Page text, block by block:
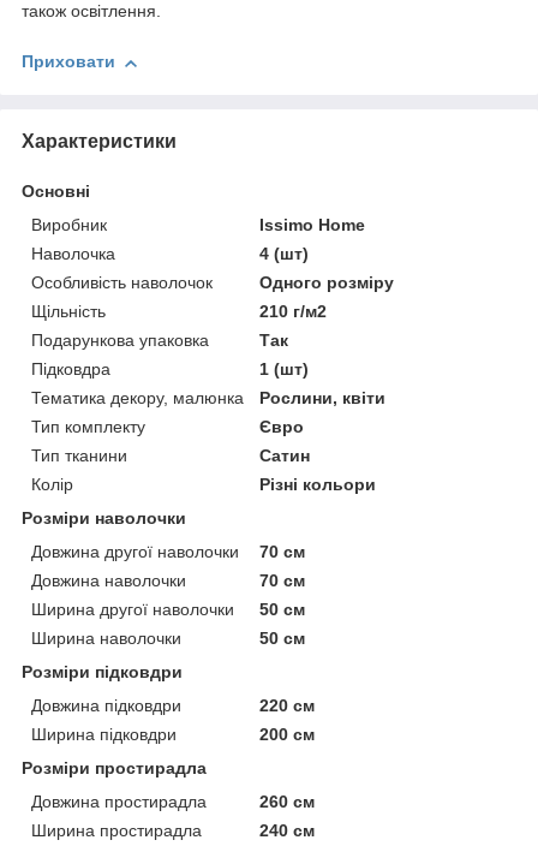
також освітлення.
Приховати
Характеристики
Основні
Виробник
Issimo Home
Наволочка
4 (шт)
Особливість наволочок
Одного розміру
Щільність
210 г/м2
Подарункова упаковка
Так
Підковдра
1 (шт)
Тематика декору, малюнка
Рослини, квіти
Тип комплекту
Євро
Тип тканини
Сатин
Колір
Різні кольори
Розміри наволочки
Довжина другої наволочки
70 см
Довжина наволочки
70 см
Ширина другої наволочки
50 см
Ширина наволочки
50 см
Розміри підковдри
Довжина підковдри
220 см
Ширина підковдри
200 см
Розміри простирадла
Довжина простирадла
260 см
Ширина простирадла
240 см